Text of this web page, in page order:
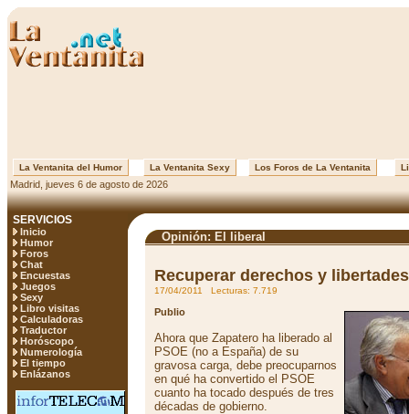
La Ventanita del Humor La Ventanita Sexy Los Foros de La Ventanita
Madrid, jueves 6 de agosto de 2026
SERVICIOS
Inicio
Humor
Foros
Chat
Encuestas
Juegos
Sexy
Libro visitas
Calculadoras
Traductor
Horóscopo
Numerología
El tiempo
Enlázanos
Opinión: El liberal
Recuperar derechos y libertades
17/04/2011 Lecturas: 7.719
Publio
Ahora que Zapatero ha liberado al
PSOE (no a España) de su
gravosa carga, debe preocuparnos
en qué ha convertido el PSOE
cuanto ha tocado después de tres
décadas de gobierno.